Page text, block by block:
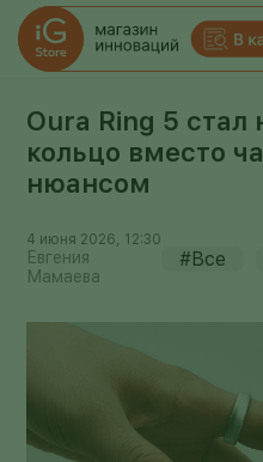
Oura Ring 5
кольцо вместо
нюансом
4 июня 2026, 12:30
Евгения
Мамаева
#Все